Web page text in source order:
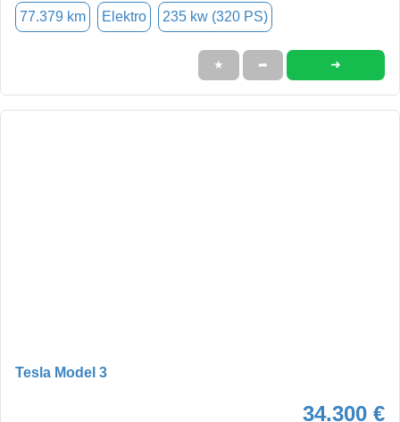
77.379 km Elektro 235 kw (320 PS)
★ ➦ ➜
Tesla Model 3
34.300 €